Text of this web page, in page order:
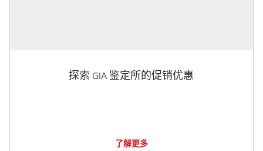
探索 GIA 鉴定所的促销优惠
了解更多